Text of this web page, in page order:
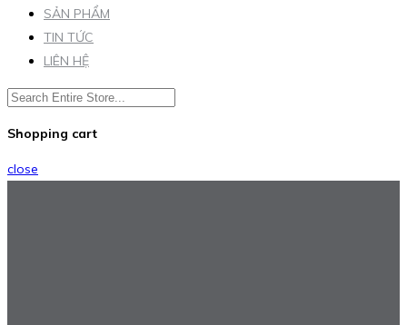
SẢN PHẨM
TIN TỨC
LIÊN HỆ
Shopping cart
close